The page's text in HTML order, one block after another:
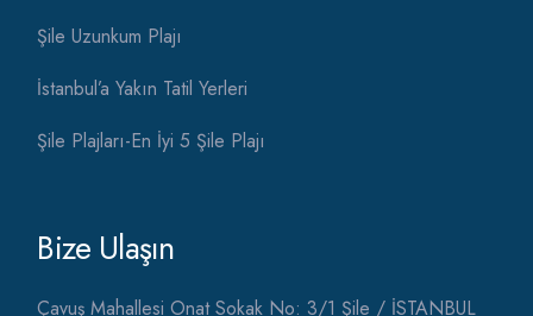
Şile Uzunkum Plajı
İstanbul’a Yakın Tatil Yerleri
Şile Plajları-En İyi 5 Şile Plajı
Bize Ulaşın
Çavuş Mahallesi Onat Sokak No: 3/1 Şile / İSTANBUL